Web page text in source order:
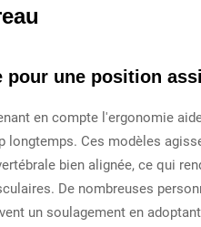
pour une position
en compte l'ergonomie
longtemps. Ces modèles
bien alignée, ce qui
De nombreuses
un soulagement en